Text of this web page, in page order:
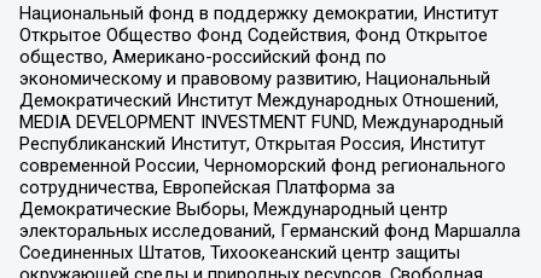
Национальный фонд в поддержку демократии, Институт
Открытое Общество Фонд Содействия, Фонд Открытое
общество, Американо-российский фонд по
экономическому и правовому развитию, Национальный
Демократический Институт Международных Отношений,
MEDIA DEVELOPMENT INVESTMENT FUND, Международный
Республиканский Институт, Открытая Россия, Институт
современной России, Черноморский фонд регионального
сотрудничества, Европейская Платформа за
Демократические Выборы, Международный центр
электоральных исследований, Германский фонд Маршалла
Соединенных Штатов, Тихоокеанский центр защиты